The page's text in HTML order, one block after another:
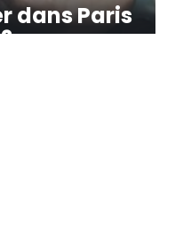
dans Paris